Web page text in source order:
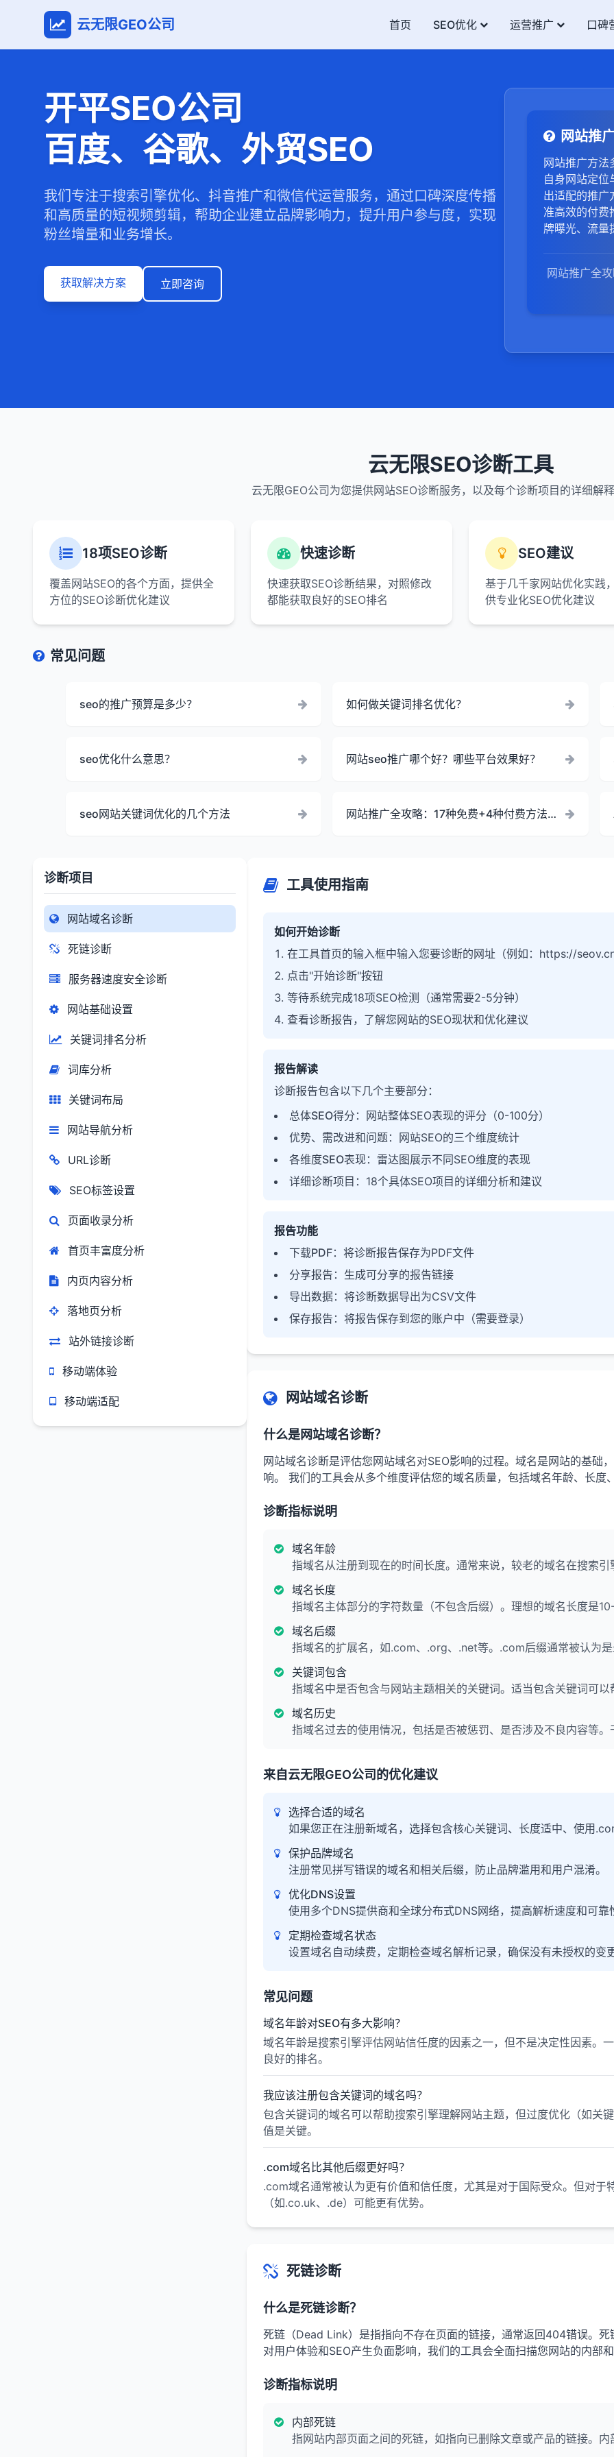
云无限GEO公司 首页 SEO优化 运营推广 口碑
开平SEO公司
百度、谷歌、外贸SEO
我们专注于搜索引擎优化、抖音推广和微信代运营服务，通过口碑深度传播
和高质量的短视频剪辑，帮助企业建立品牌影响力，提升用户参与度，实现
粉丝增量和业务增长。
获取解决方案 立即咨询
网站推
网站推广方法
自身网站定位
出适配的推广
准高效的付费
牌曝光、流量
网站推广全
云无限SEO诊断工具
云无限GEO公司为您提供网站SEO诊断服务，以及每个诊断项目的详细解
18项SEO诊断
覆盖网站SEO的各个方面，提供全
方位的SEO诊断优化建议
快速诊断
快速获取SEO诊断结果，对照修改
都能获取良好的SEO排名
SEO建议
基于几千家网站优化实践
供专业化SEO优化建议
常见问题
seo的推广预算是多少？ 如何做关键词排名优化？
seo优化什么意思？ 网站seo推广哪个好？哪些平台效果好？
seo网站关键词优化的几个方法
网站推广全攻略：17种免费+4种付费方法，
诊断项目
网站域名诊断
死链诊断
服务器速度安全诊断
网站基础设置
关键词排名分析
词库分析
关键词布局
网站导航分析
URL诊断
SEO标签设置
页面收录分析
首页丰富度分析
内页内容分析
落地页分析
站外链接诊断
移动端体验
移动端适配
工具使用指南
如何开始诊断
在工具首页的输入框中输入您要诊断的网址（例如：https://
点击"开始诊断"按钮
等待系统完成18项SEO检测（通常需要2-5分钟）
查看诊断报告，了解您网站的SEO现状和优化建议
报告解读
诊断报告包含以下几个主要部分：
总体SEO得分 ：网站整体SEO表现的评分（0-100分）
优势、需改进和问题：网站SEO的三个维度统计
各维度SEO表现：雷达图展示不同SEO维度的表现
详细诊断项目 ：18个具体SEO项目的详细分析和建议
报告功能
下载PDF：将诊断报告保存为PDF文件
分享报告 ：生成可分享的报告链接
导出数据：将诊断数据导出为CSV文件
保存报告 ：将报告保存到您的账户中（需要登录）
网站域名诊断
什么是网站域名诊断？
网站域名诊断是评估您网站域名对SEO影响的过程。域名是网站的基础
响。 我们的工具会从多个维度评估您的域名质量，包括域名年龄、长度
诊断指标说明
域名年龄
指域名从注册到现在的时间长度。通常来说，较老的域名在搜索
域名长度
指域名主体部分的字符数量（不包含后缀）。理想的域名长度是
域名后缀
指域名的扩展名，如.com、.org、.net等。.com后缀通常被认为
关键词包含
指域名中是否包含与网站主题相关的关键词。适当包含关键词可
域名历史
指域名过去的使用情况，包括是否被惩罚、是否涉及不良内容等
来自云无限GEO公司的优化建议
选择合适的域名
如果您正在注册新域名，选择包含核心关键词、长度适中、使用
保护品牌域名
注册常见拼写错误的域名和相关后缀，防止品牌滥用和用户混淆。
优化DNS设置
使用多个DNS提供商和全球分布式DNS网络，提高解析速度和可靠
定期检查域名状态
设置域名自动续费，定期检查域名解析记录，确保没有未授权的变
常见问题
域名年龄对SEO有多大影响？
域名年龄是搜索引擎评估网站信任度的因素之一，但不是决定性因素。
良好的排名。
我应该注册包含关键词的域名吗？
包含关键词的域名可以帮助搜索引擎理解网站主题，但过度优化（如关
值是关键。
.com域名比其他后缀更好吗？
.com域名通常被认为更有价值和信任度，尤其是对于国际受众。但对
（如.co.uk、.de）可能更有优势。
死链诊断
什么是死链诊断？
死链（Dead Link）是指指向不存在页面的链接，通常返回404错误。
对用户体验和SEO产生负面影响，我们的工具会全面扫描您网站的内部
诊断指标说明
内部死链
指网站内部页面之间的死链，如指向已删除文章或产品的链接。